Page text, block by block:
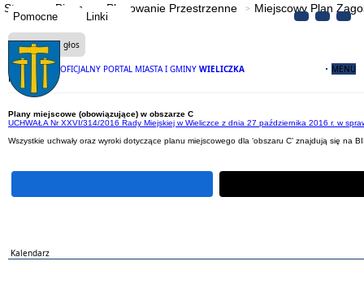
Pomocne Linki
OFICJALNY PORTAL MIASTA I GMINY WIELICZKA MENU
Strona Biznes Planowanie Przestrzenne Miejscowy Plan
Czytaj na głos
Plan C
Plany miejscowe (obowiązujące) w obszarze C
UCHWAŁA Nr XXVI/314/2016 Rady Miejskiej w Wieliczce z dnia 27 października 2016 r. w
Wszystkie uchwały oraz wyroki dotyczące planu miejscowego dla ‘obszaru C’ znajdują się na
Kalendarz